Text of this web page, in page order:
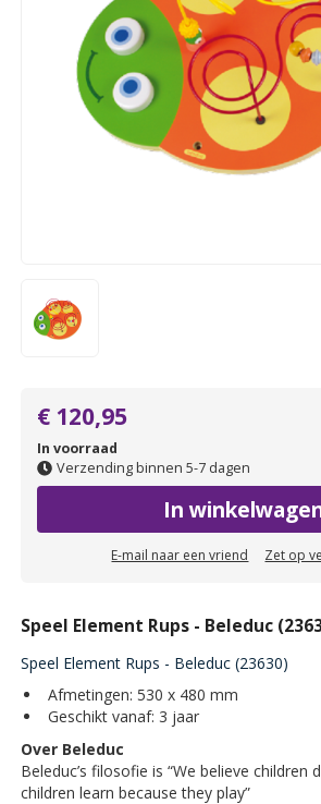
€ 120,95
In voorraad
Verzending binnen 5-7 dagen
In
E-mail naar een vriend Zet op
Speel Element Rups - Beleduc
Speel Element Rups - Beleduc (23630)
Afmetingen: 530 x 480 mm
Geschikt vanaf: 3 jaar
Over Beleduc
Beleduc’s filosofie is “We believe children
children learn because they play”